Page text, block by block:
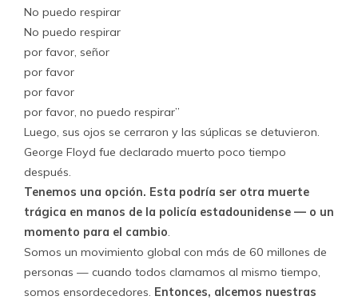
No puedo respirar
No puedo respirar
por favor, señor
por favor
por favor
por favor, no puedo respirar”
Luego, sus ojos se cerraron y las súplicas se detuvieron.
George Floyd fue declarado muerto poco tiempo
después.
Tenemos una opción. Esta podría ser otra muerte
trágica en manos de la policía estadounidense — o un
momento para el cambio.
Somos un movimiento global con más de 60 millones de
personas — cuando todos clamamos al mismo tiempo,
somos ensordecedores. Entonces, alcemos nuestras